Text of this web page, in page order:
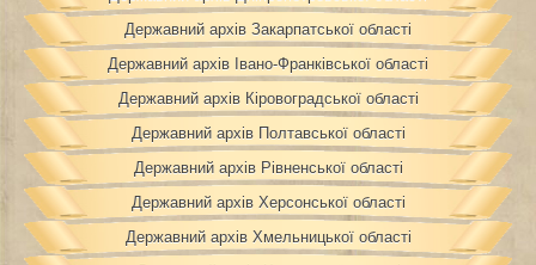
Державний архів Закарпатської області
Державний архів Івано-Франківської області
Державний архів Кіровоградської області
Державний архів Полтавської області
Державний архів Рівненської області
Державний архів Херсонської області
Державний архів Хмельницької області